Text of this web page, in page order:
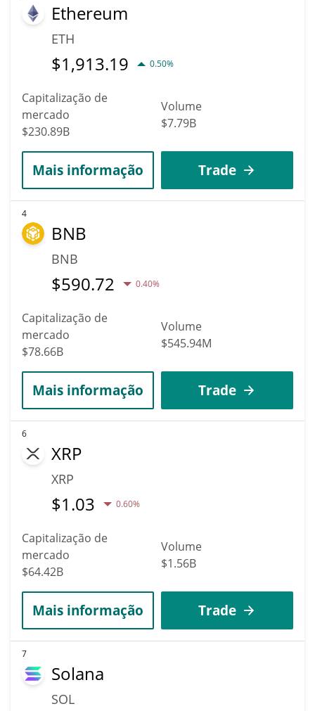
Ethereum
ETH
$1,913.19 0.50%
Capitalização de
mercado
$230.89B
Volume
$7.79B
Mais informação Trade
4
BNB
BNB
$590.72 0.40%
Capitalização de
mercado
$78.66B
Volume
$545.94M
Mais informação Trade
6
XRP
XRP
$1.03 0.60%
Capitalização de
mercado
$64.42B
Volume
$1.56B
Mais informação Trade
7
Solana
SOL